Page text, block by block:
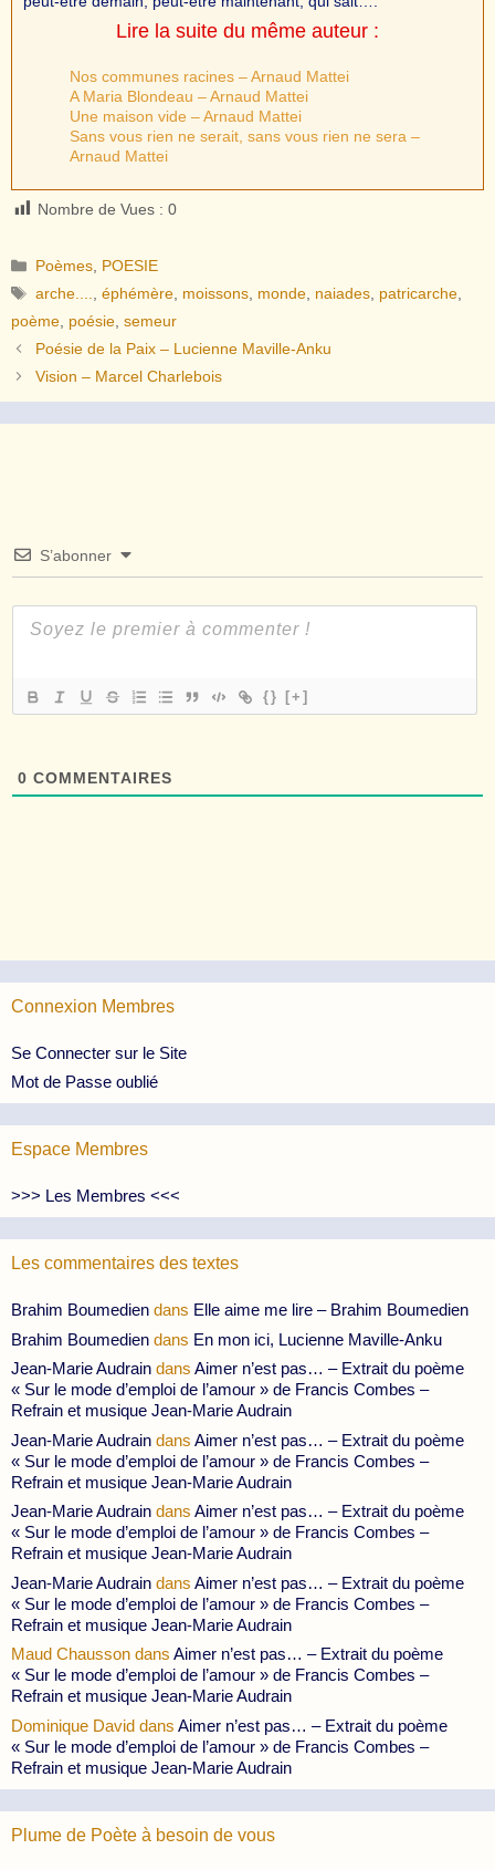
Lire la suite du même auteur :
Nos communes racines – Arnaud Mattei
A Maria Blondeau – Arnaud Mattei
Une maison vide – Arnaud Mattei
Sans vous rien ne serait, sans vous rien ne sera –
Arnaud Mattei
Nombre de Vues : 0
Catégories
Poèmes POESIE
Étiquettes
arche.... ,éphémère moissons monde naiades patricarche
poème poésie semeur
Poésie de la Paix – Lucienne Maville-Anku
Vision – Marcel Charlebois
S’abonner
{} [+]
0 COMMENTAIRES
Connexion Membres
Se Connecter sur le Site
Mot de Passe oublié
Espace Membres
>>> Les Membres <<<
Les commentaires des textes
Brahim Boumedien dans Elle aime me lire – Brahim Boumedien
Brahim Boumedien dans En mon ici, Lucienne Maville-Anku
Jean-Marie Audrain dans Aimer n’est pas… – Extrait du poème
« Sur le mode d’emploi de l’amour » de Francis Combes –
Refrain et musique Jean-Marie Audrain
Jean-Marie Audrain dans Aimer n’est pas… – Extrait du poème
« Sur le mode d’emploi de l’amour » de Francis Combes –
Refrain et musique Jean-Marie Audrain
Jean-Marie Audrain dans Aimer n’est pas… – Extrait du poème
« Sur le mode d’emploi de l’amour » de Francis Combes –
Refrain et musique Jean-Marie Audrain
Jean-Marie Audrain dans Aimer n’est pas… – Extrait du poème
« Sur le mode d’emploi de l’amour » de Francis Combes –
Refrain et musique Jean-Marie Audrain
Maud Chausson dans Aimer n’est pas… – Extrait du poème
« Sur le mode d’emploi de l’amour » de Francis Combes –
Refrain et musique Jean-Marie Audrain
Dominique David dans Aimer n’est pas… – Extrait du poème
« Sur le mode d’emploi de l’amour » de Francis Combes –
Refrain et musique Jean-Marie Audrain
Plume de Poète à besoin de vous